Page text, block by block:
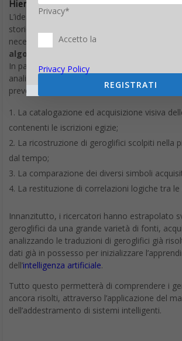
Hieroglyphics Initiative
L’idea è molto semplice: Ubisoft ha chiesto
storici di unire le forze per l’immane e
necessario per raggiungere l’obiettivo: la
algoritmo capace di tradurre la lingua
In particolare, la costruzione di questo
analizzare e riconoscere le diverse sequenze
prevede:
La catalogazione ed acquisizione visiva
contenenti le iscrizioni egizie;
La ricostruzione di geroglifici scolpiti nella
dal tempo;
La comparazione dei diversi simboli
La restituzione di correlazioni logiche tra le
Innanzitutto, i ricercatori hanno estrapolato
geroglifici da una grande varietà di fonti,
analizzando le traduzioni di geroglifici già
dati già in possesso per inizializzare
dell’intelligenza artificiale.
Tutto questo permetterà di comprendere i
ancora risolti, attraverso l’applicazione del
dell’addestramento di sistemi intelligenti.
Privacy*
Accetto la
Privacy Policy
REGISTRATI